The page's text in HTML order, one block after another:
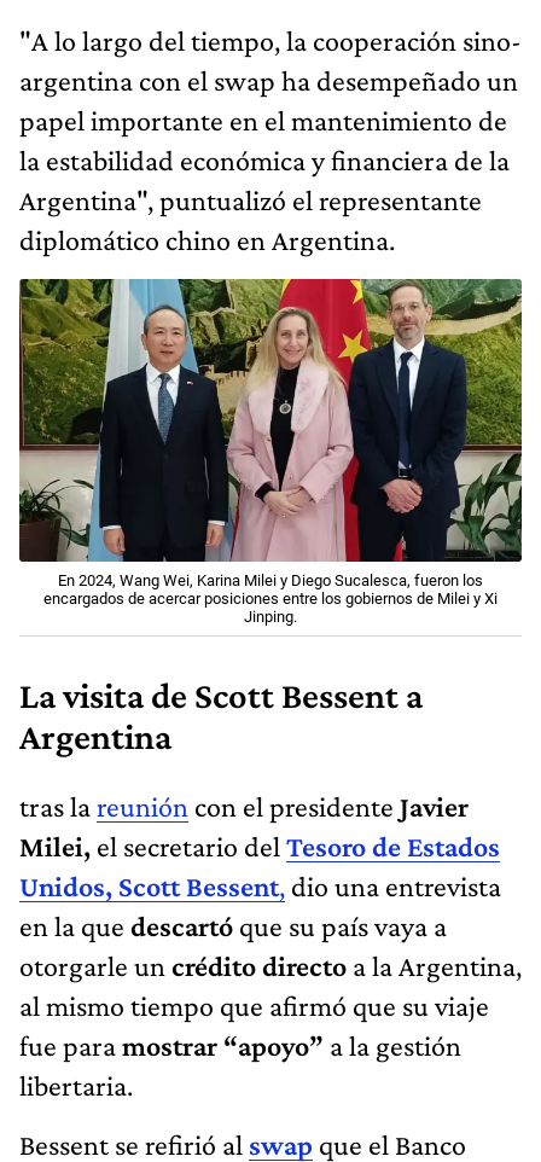
"A lo largo del tiempo, la cooperación sino-
argentina con el swap ha desempeñado un
papel importante en el mantenimiento de
la estabilidad económica y financiera de la
Argentina", puntualizó el representante
diplomático chino en Argentina.
En 2024, Wang Wei, Karina Milei y Diego Sucalesca, fueron los
encargados de acercar posiciones entre los gobiernos de Milei y Xi
Jinping.
La visita de Scott Bessent a
Argentina
tras lareunión con el presidente Javier
Milei, el secretario del Tesoro de Estados
Unidos, Scott Bessent, dio una entrevista
en la que descartó que su país vaya a
otorgarle un crédito directo a la Argentina,
al mismo tiempo que afirmó que su viaje
fue paramostrar “apoyo” a la gestión
libertaria.
Bessent se refirió al swap que el Banco